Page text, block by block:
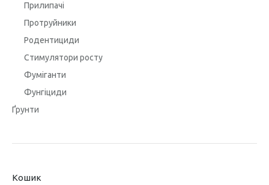
Прилипачі
Протруйники
Родентициди
Стимулятори росту
Фуміганти
Фунгіциди
Ґрунти
Кошик